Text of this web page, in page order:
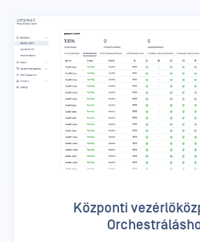
Központi